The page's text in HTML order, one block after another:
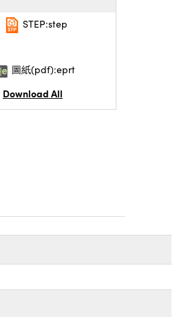
STEP:step
圖紙(pdf):eprt
Download All